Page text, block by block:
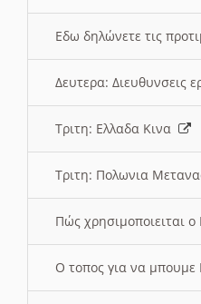
Εδω δηλώνετε τις
Δευτερα: Διευθυνσεις
Τριτη: Ελλαδα Κινα
Τριτη: Πολωνια
Πώς χρησιμοποιειται
O τοπος για να